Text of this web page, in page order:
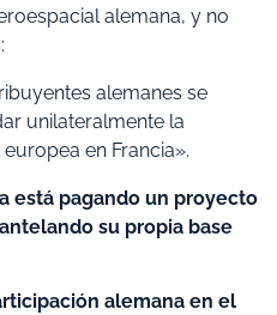
alemana, y no
alemanes se
unilateralmente la
en Francia».
está pagando un proyecto
su propia base
alemana en el